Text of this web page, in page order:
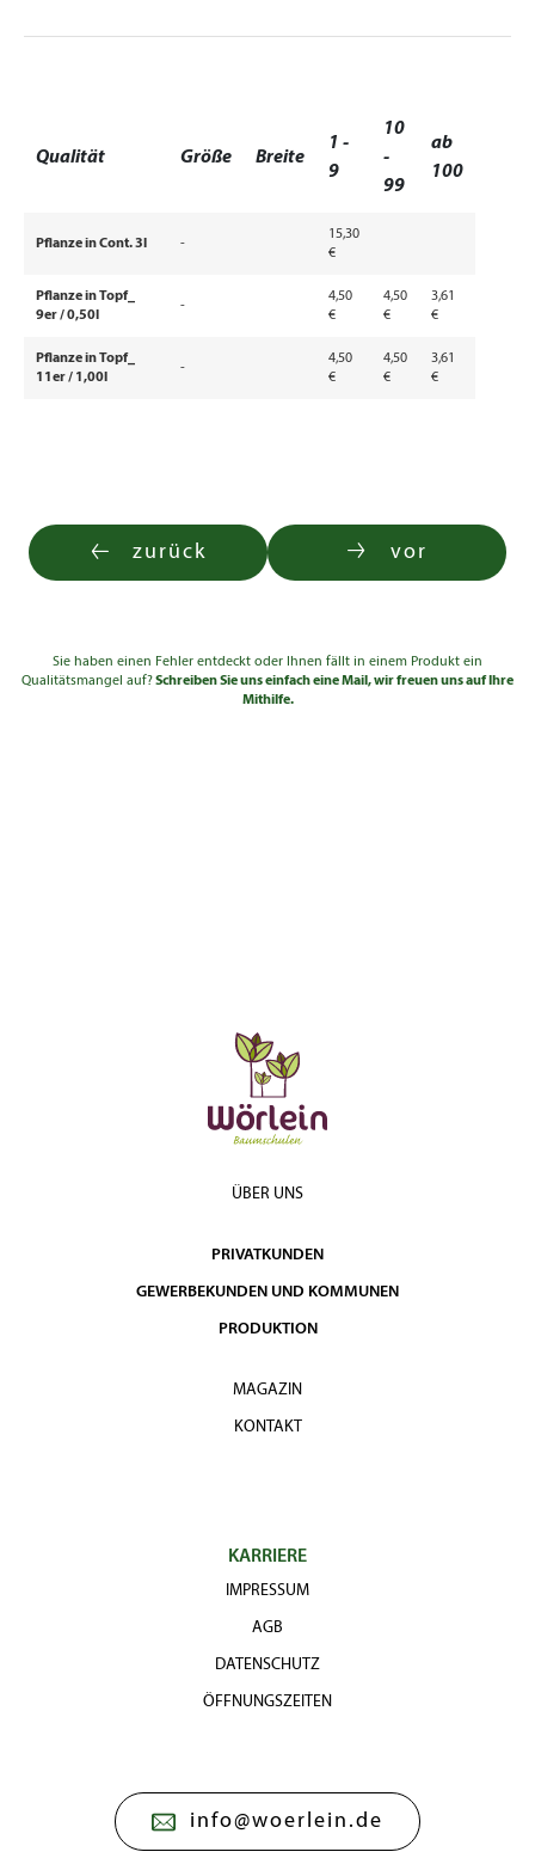
Qualität Größe Breite
1 -
9
10
-
99
ab
100
Pflanze in Cont. 3l -
15,30
€
Pflanze in Topf_
9er / 0,50l
-
4,50
€
4,50
€
3,61
€
Pflanze in Topf_
11er / 1,00l
-
4,50
€
4,50
€
3,61
€
zurück vor
Sie haben einen Fehler entdeckt oder Ihnen fällt in einem Produkt ein
Qualitätsmangel auf?Schreiben Sie uns einfach eine Mail, wir freuen uns auf Ihre
Mithilfe.
ÜBER UNS
PRIVATKUNDEN
GEWERBEKUNDEN UND KOMMUNEN
PRODUKTION
MAGAZIN
KONTAKT
KARRIERE
IMPRESSUM
AGB
DATENSCHUTZ
ÖFFNUNGSZEITEN
info@woerlein.de